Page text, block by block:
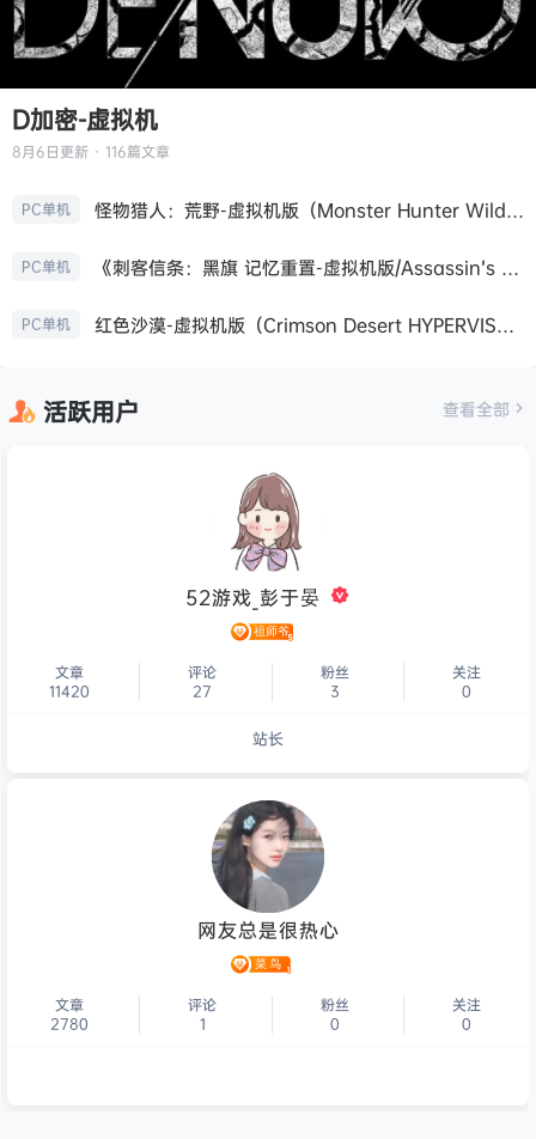
D加密-虚拟机
8月6日更新 · 116篇文章
PC单机 怪物猎人：荒野-虚拟机版（Monster Hunter Wilds HYPERVISOR）免安装中文版
PC单机 《刺客信条：黑旗 记忆重置-虚拟机版/Assassin’s Creed Black Flag Resynced HYPERVISOR》免安装中文版
PC单机 红色沙漠-虚拟机版（Crimson Desert HYPERVISOR）免安装中文版
活跃用户 查看全部
52游戏_彭于晏
文章
11420
评论
27
粉丝
3
关注
0
站长
个人主页
网友总是很热心
文章
2780
评论
1
粉丝
0
关注
0